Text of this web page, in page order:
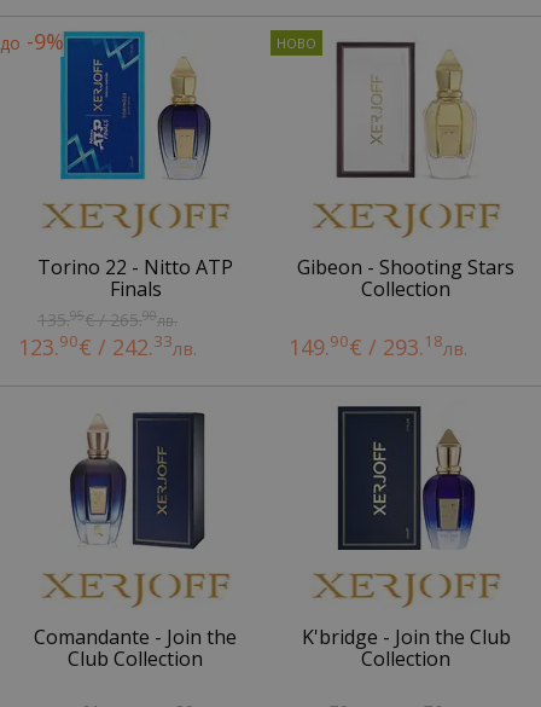
до -9%
Torino 22 - Nitto ATP
Finals
135.95€ / 265.90лв.
123.90€ / 242.33лв.
Gibeon - Shooting Stars
Collection
149.90€ / 293.18лв.
Comandante - Join the
Club Collection
K'bridge - Join the Club
Collection